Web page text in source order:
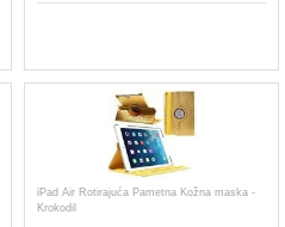
iPad Air Rotirajuća Pametna Kožna maska -
Krokodil